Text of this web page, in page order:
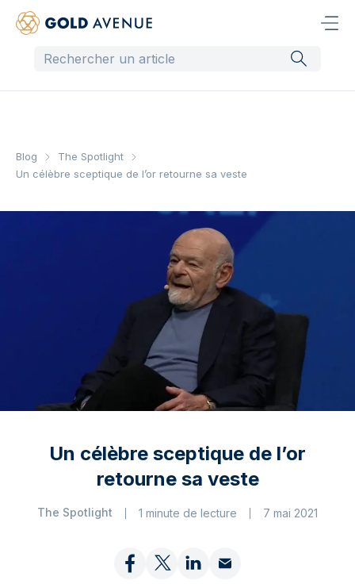
Blog
The Spotlight
Un célèbre sceptique de l’or retourne sa veste
Un célèbre sceptique de l’or
retourne sa veste
The Spotlight 1 minute de lecture 7 mai 2021